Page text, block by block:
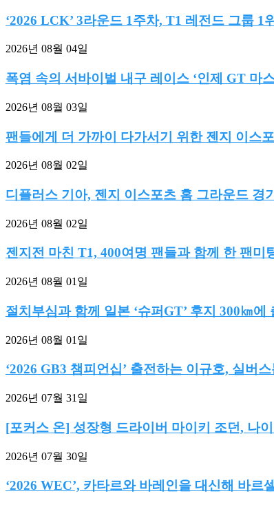
‘2026 LCK’ 3라운드 1주차, T1 레전드 그룹 1
2026년 08월 04일
폭염 속의 서바이벌 내구 레이스 ‘인제 GT 마
2026년 08월 03일
팬들에게 더 가까이 다가서기 위한 젠지 이스
2026년 08월 02일
디플러스 기아, 젠지 이스포츠 홈 그라운드 경
2026년 08월 02일
젠지전 마친 T1, 400여명 팬들과 함께 한 팬미
2026년 08월 01일
절치부심과 함께 일본 ‘슈퍼GT’ 후지 300㎞에
2026년 08월 01일
‘2026 GB3 챔피언십’ 출전하는 이규호, 실버
2026년 07월 31일
[포커스 온] 성장형 드라이버 마이키 조던, 나
2026년 07월 30일
‘2026 WEC’, 카타르와 바레인을 대신해 바르